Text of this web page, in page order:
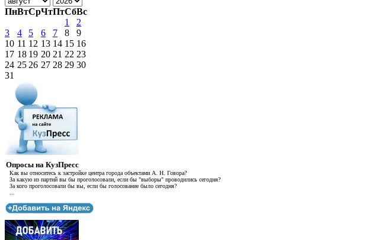
ПнВтСрЧтПтСбВс
1
2
3
4 5 6 7 8
9
10 11 12 13 14 15 16
17 18 19 20 21 22 23
24 25 26 27 28 29 30
31
Опросы на КузПресс
Как вы относитесь к застройке центра города объектами А. Н. Говора?
За какую из партий вы бы проголосовали, если бы "выборы" проводились сегодня?
За кого проголосовали бы вы, если бы голосование было сегодня?